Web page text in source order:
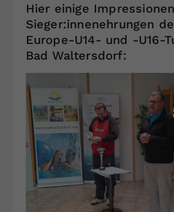
Hier einige
Sieger:innenehrungen
Europe-U14- und -U16-
Bad Waltersdorf: